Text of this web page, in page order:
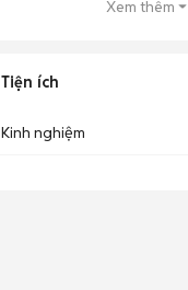
Xem thêm
Tiện ích
Kinh nghiệm